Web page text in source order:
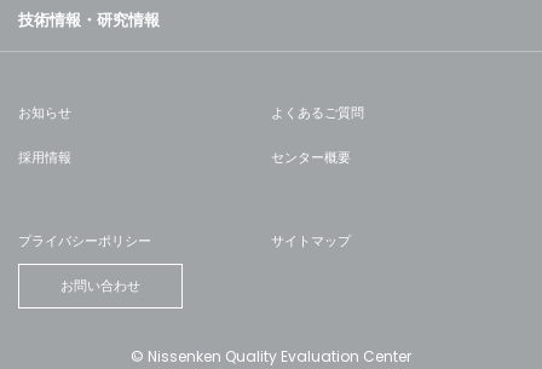
技術情報・研究情報
お知らせ よくあるご質問
採用情報 センター概要
プライバシーポリシー サイトマップ
お問い合わせ
© Nissenken Quality Evaluation Center